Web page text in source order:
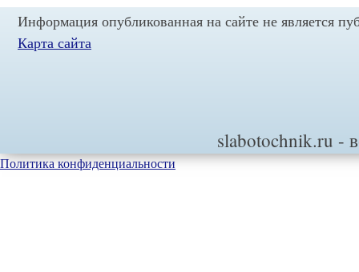
записям
Информация опубликованная на сайте не является
Карта сайта
slabotochnik.ru -
Политика конфиденциальности